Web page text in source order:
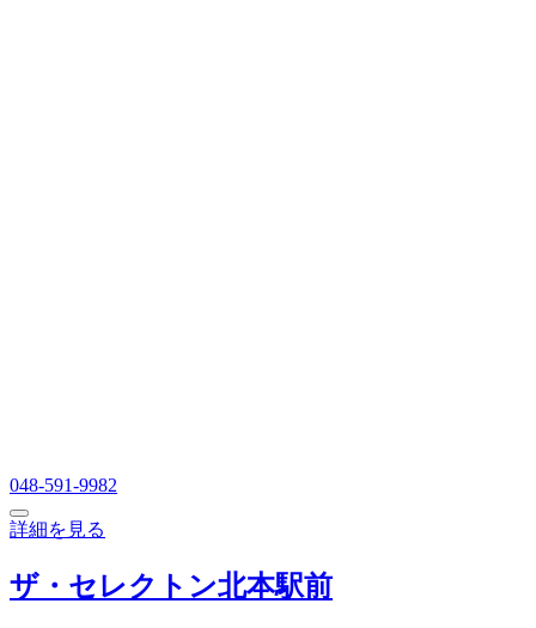
048-591-9982
詳細を見る
ザ・セレクトン北本駅前